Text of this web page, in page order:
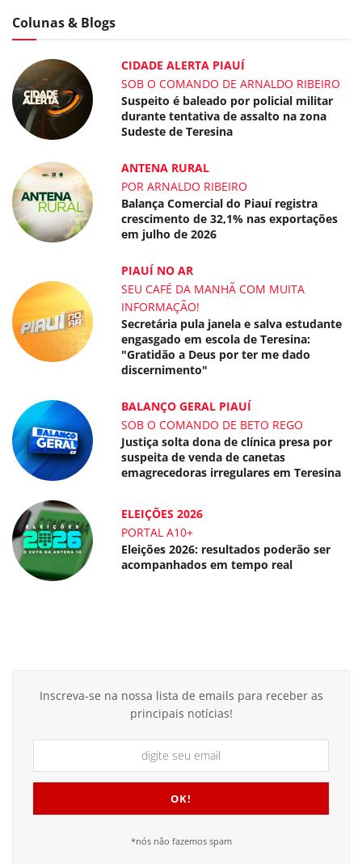
Colunas & Blogs
CIDADE ALERTA PIAUÍ
SOB O COMANDO DE ARNALDO RIBEIRO
Suspeito é baleado por policial militar
durante tentativa de assalto na zona
Sudeste de Teresina
ANTENA RURAL
POR ARNALDO RIBEIRO
Balança Comercial do Piauí registra
crescimento de 32,1% nas exportações
em julho de 2026
PIAUÍ NO AR
SEU CAFÉ DA MANHÃ COM MUITA
INFORMAÇÃO!
Secretária pula janela e salva estudante
engasgado em escola de Teresina:
"Gratidão a Deus por ter me dado
discernimento"
BALANÇO GERAL PIAUÍ
SOB O COMANDO DE BETO REGO
Justiça solta dona de clínica presa por
suspeita de venda de canetas
emagrecedoras irregulares em Teresina
ELEIÇÕES 2026
PORTAL A10+
Eleições 2026: resultados poderão ser
acompanhados em tempo real
Inscreva-se na nossa lista de emails para receber as
principais notícias!
*nós não fazemos spam